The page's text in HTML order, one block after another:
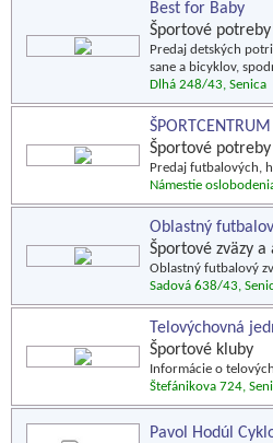
Best for Baby
Športové
Predaj detských
sane a bicyklov,
Dlhá 248/43, Senica
Športové
Predaj futbalových,
Námestie
Oblastný
Športové zväzy a
Oblastný futbalový
Sadová 638/43,
Telovýchovná
Športové kluby
Informácie o
Štefánikova 724,
Pavol Hodúl